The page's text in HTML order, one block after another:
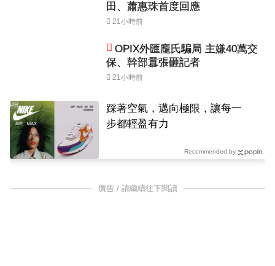
田、蕭惠珠首度回應
21小時前
OPIX外匯龐氏騙局 主嫌40萬交
保、幹部囂張砸記者
21小時前
踩著空氣，邁向極限，讓每一
步都輕盈有力
PR
Recommended by
廣告 / 請繼續往下閱讀